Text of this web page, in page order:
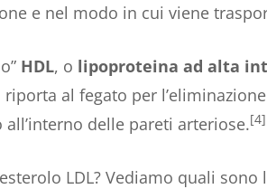
e nel modo in cui viene
HDL, o lipoproteina ad alta
al fegato per
delle pareti arteriose.[4]
LDL? Vediamo quali sono